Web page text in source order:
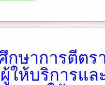
กษาการตีต
ให้บริการแ